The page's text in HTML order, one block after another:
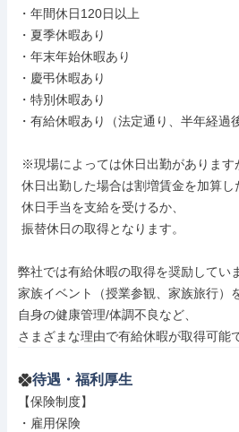
・年間休日120日以上
・夏季休暇あり
・年末年始休暇あり
・慶弔休暇あり
・特別休暇あり
・有給休暇あり（法定通り、半年経過
弊社では有給休暇の取得を奨励してい
家族イベント（授業参観、家族旅行）
自身の健康管理/体調不良など、
さまざまな理由で有給休暇が取得可能
待遇・福利厚生
【保険制度】
・雇用保険